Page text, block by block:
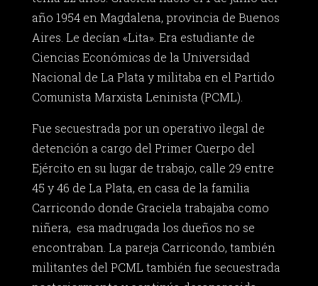
año 1954 en Magdalena, provincia de Buenos
Aires. Le decían «Lita». Era estudiante de
Ciencias Económicas de la Universidad
Nacional de La Plata y militaba en el Partido
Comunista Marxista Leninista (PCML).
Fue secuestrada por un operativo ilegal de
detención a cargo del Primer Cuerpo del
Ejército en su lugar de trabajo, calle 29 entre
45 y 46 de La Plata, en casa de la familia
Carricondo donde Graciela trabajaba como
niñera, esa madrugada los dueños no se
encontraban. La pareja Carricondo, también
militantes del PCML también fue secuestrada